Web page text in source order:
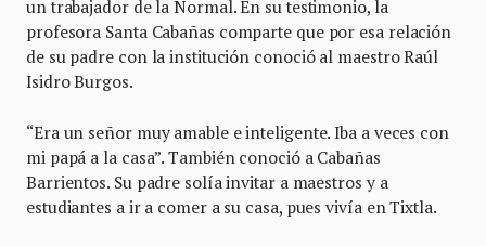
un trabajador de la Normal. En su testimonio, la
profesora Santa Cabañas comparte que por esa relación
de su padre con la institución conoció al maestro Raúl
Isidro Burgos.
“Era un señor muy amable e inteligente. Iba a veces con
mi papá a la casa”. También conoció a Cabañas
Barrientos. Su padre solía invitar a maestros y a
estudiantes a ir a comer a su casa, pues vivía en Tixtla.